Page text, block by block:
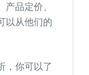
品定价、
以从他们的
，你可以了